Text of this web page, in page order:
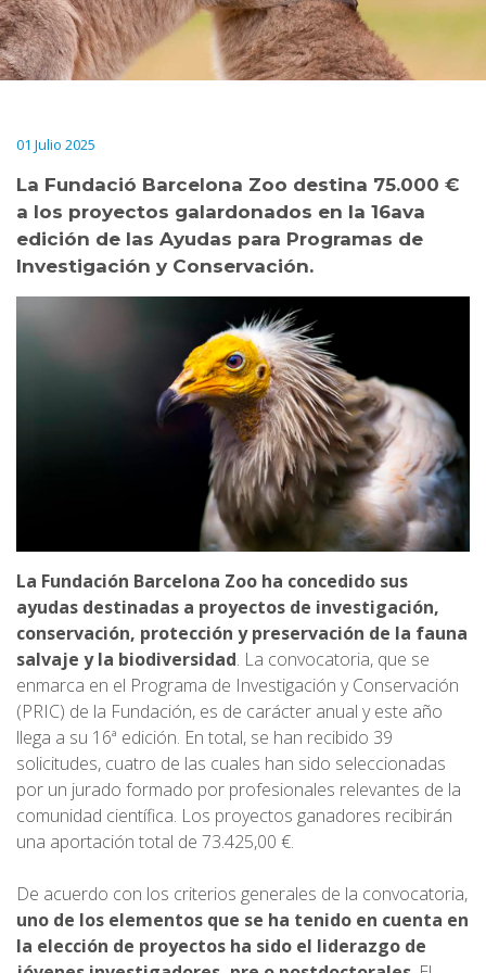
01 Julio 2025
La Fundació Barcelona Zoo destina 75.000 €
a los proyectos galardonados en la 16ava
edición de las Ayudas para Programas de
Investigación y Conservación.
La Fundación Barcelona Zoo ha concedido sus
ayudas destinadas a proyectos de investigación,
conservación, protección y preservación de la fauna
salvaje y la biodiversidad. La convocatoria, que se
enmarca en el Programa de Investigación y Conservación
(PRIC) de la Fundación, es de carácter anual y este año
llega a su 16ª edición. En total, se han recibido 39
solicitudes, cuatro de las cuales han sido seleccionadas
por un jurado formado por profesionales relevantes de la
comunidad científica. Los proyectos ganadores recibirán
una aportación total de 73.425,00 €.
De acuerdo con los criterios generales de la convocatoria,
uno de los elementos que se ha tenido en cuenta en
la elección de proyectos ha sido el liderazgo de